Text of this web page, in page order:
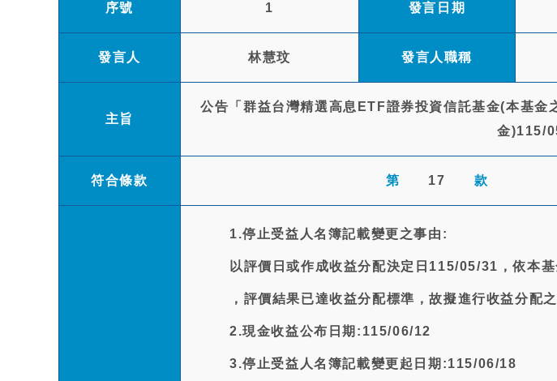
序號 1 發言日期
發言人 林慧玟 發言人職稱
主旨
公告「群益台灣精選高息ETF證券投資信託基金(本基
金)115/
符合條款 第 17 款
1.停止受益人名簿記載變更之事由:
以評價日或作成收益分配決定日115/05/31，依本
，評價結果已達收益分配標準，故擬進行收益分配之
2.現金收益公布日期:115/06/12
3.停止受益人名簿記載變更起日期:115/06/18